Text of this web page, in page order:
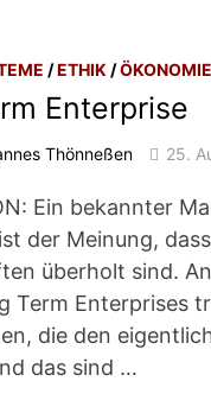
/ETHIK /ÖKONOMIE
Enterprise
Thönneßen 25.
Ein bekannter
der Meinung,
überholt sind.
Term Enterprises
die den
das sind …